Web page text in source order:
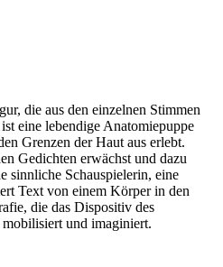
die aus den einzelnen Stimmen
eine lebendige Anatomiepuppe
Grenzen der Haut aus erlebt.
Gedichten erwächst und dazu
sinnliche Schauspielerin, eine
Text von einem Körper in den
die das Dispositiv des
mobilisiert und imaginiert.